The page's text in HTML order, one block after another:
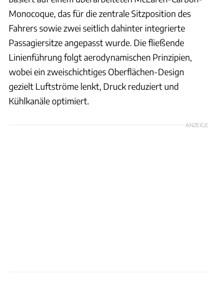
Monocoque, das für die zentrale Sitzposition des
Fahrers sowie zwei seitlich dahinter integrierte
Passagiersitze angepasst wurde. Die fließende
Linienführung folgt aerodynamischen Prinzipien,
wobei ein zweischichtiges Oberflächen-Design
gezielt Luftströme lenkt, Druck reduziert und
Kühlkanäle optimiert.
ANZEIGE